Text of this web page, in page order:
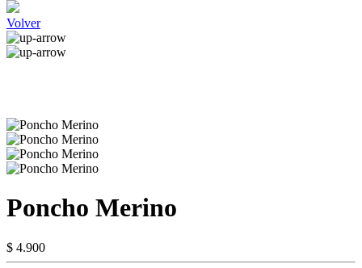
Volver
Poncho Merino
$ 4.900